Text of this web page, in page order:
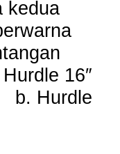
kedua
16″
b. Hurdle